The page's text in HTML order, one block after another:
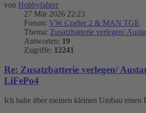
von Hobbyfahrer
27 Mär 2026 22:23
Forum: VW Crafter 2 & MAN TGE
Thema: Zusatzbatterie verlegen/
Antworten: 19
Zugriffe: 12241
Re: Zusatzbatterie verlegen/
LiFePo4
Ich habe über meinen kleinen Umbau einen